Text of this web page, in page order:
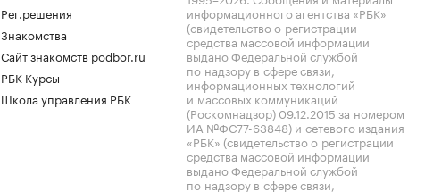
Рег.решения
Знакомства
Сайт знакомств podbor.ru
РБК Курсы
Школа управления РБК
информационного агентства «РБК»
(свидетельство о регистрации
средства массовой информации
выдано Федеральной службой
по надзору в сфере связи,
информационных технологий
и массовых коммуникаций
(Роскомнадзор) 09.12.2015 за номером
ИА №ФС77-63848) и сетевого издания
«РБК» (свидетельство о регистрации
средства массовой информации
выдано Федеральной службой
по надзору в сфере связи,